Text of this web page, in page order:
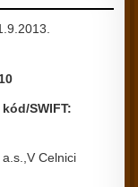
SWIFT:
Celnici